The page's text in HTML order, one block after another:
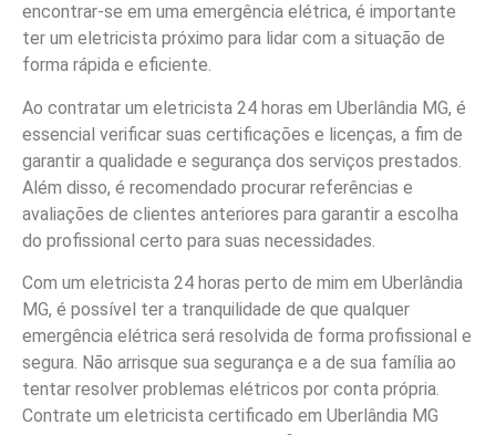
encontrar-se em uma emergência elétrica, é importante
ter um eletricista próximo para lidar com a situação de
forma rápida e eficiente.
Ao contratar um eletricista 24 horas em Uberlândia MG, é
essencial verificar suas certificações e licenças, a fim de
garantir a qualidade e segurança dos serviços prestados.
Além disso, é recomendado procurar referências e
avaliações de clientes anteriores para garantir a escolha
do profissional certo para suas necessidades.
Com um eletricista 24 horas perto de mim em Uberlândia
MG, é possível ter a tranquilidade de que qualquer
emergência elétrica será resolvida de forma profissional e
segura. Não arrisque sua segurança e a de sua família ao
tentar resolver problemas elétricos por conta própria.
Contrate um eletricista certificado em Uberlândia MG